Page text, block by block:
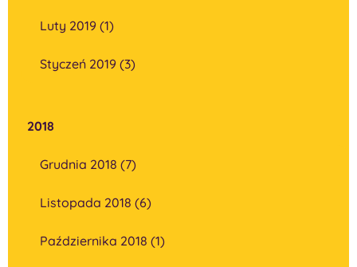
Luty 2019 (1)
Styczeń 2019 (3)
2018
Grudnia 2018 (7)
Listopada 2018 (6)
Października 2018 (1)